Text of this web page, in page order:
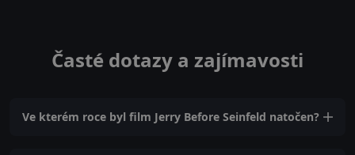
Časté dotazy a zajímavosti
Ve kterém roce byl film Jerry Before Seinfeld natočen?